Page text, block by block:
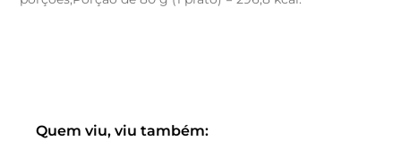
Quem viu, viu também: